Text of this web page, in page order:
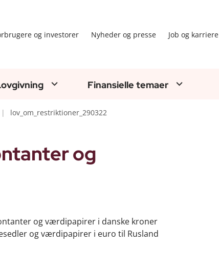
og investorer Nyheder og presse Job og karriere
Finansielle temaer
lov_om_restriktioner_290322
og
og værdipapirer i danske kroner
og værdipapirer i euro til Rusland